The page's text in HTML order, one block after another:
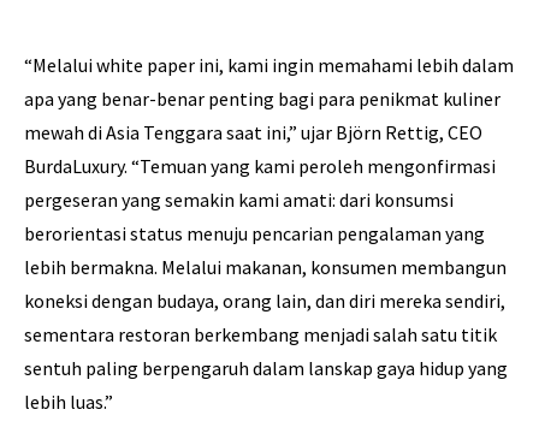
“Melalui white paper ini, kami ingin memahami lebih dalam
apa yang benar-benar penting bagi para penikmat kuliner
mewah di Asia Tenggara saat ini,” ujar Björn Rettig, CEO
BurdaLuxury. “Temuan yang kami peroleh mengonfirmasi
pergeseran yang semakin kami amati: dari konsumsi
berorientasi status menuju pencarian pengalaman yang
lebih bermakna. Melalui makanan, konsumen membangun
koneksi dengan budaya, orang lain, dan diri mereka sendiri,
sementara restoran berkembang menjadi salah satu titik
sentuh paling berpengaruh dalam lanskap gaya hidup yang
lebih luas.”